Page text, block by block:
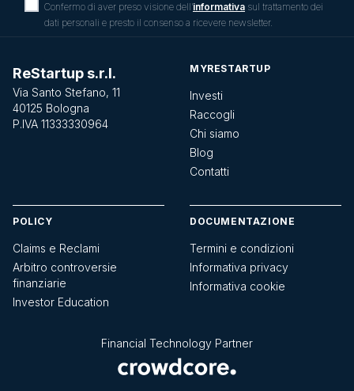
Confermo di aver preso visione dell’informativa sul trattamento dei
dati personali e presto il consenso a ricevere newsletter.
ReStartup s.r.l.
Via Santo Stefano, 11
40125 Bologna
P.IVA 11333330964
MYRESTARTUP
Investi
Raccogli
Chi siamo
Blog
Contatti
POLICY
Claims e Reclami
Arbitro controversie
finanziarie
Investor Education
DOCUMENTAZIONE
Termini e condizioni
Informativa privacy
Informativa cookie
Financial Technology Partner